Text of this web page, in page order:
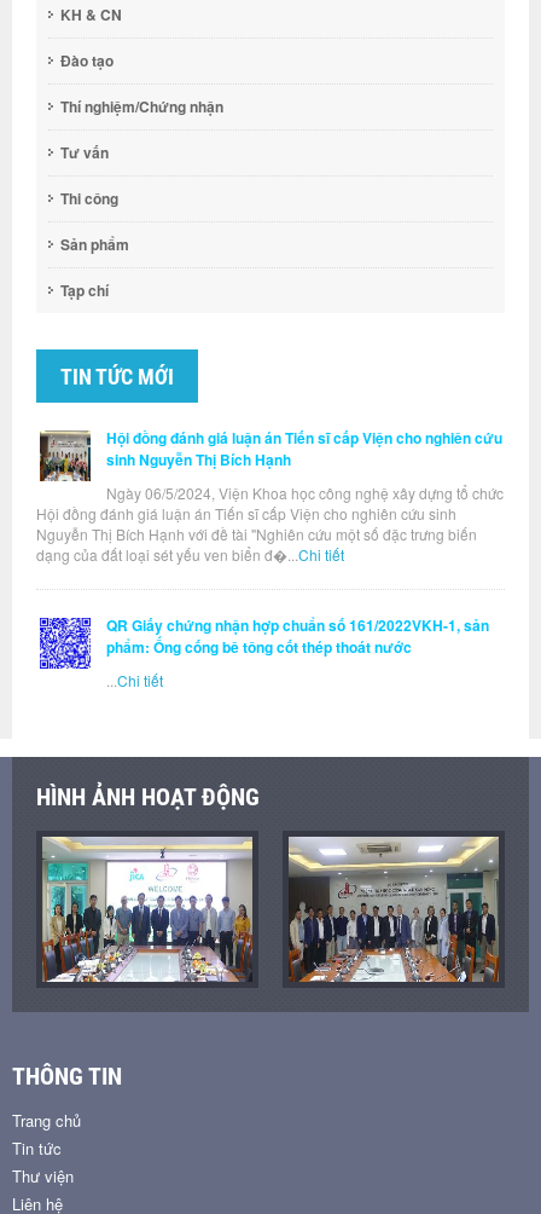
KH & CN
Đào tạo
Thí nghiệm/Chứng nhận
Tư vấn
Thi công
Sản phẩm
Tạp chí
TIN TỨC MỚI
Hội đồng đánh giá luận án Tiến sĩ cấp Viện cho nghiên cứu
sinh Nguyễn Thị Bích Hạnh
Ngày 06/5/2024, Viện Khoa học công nghệ xây dựng tổ chức
Hội đồng đánh giá luận án Tiến sĩ cấp Viện cho nghiên cứu sinh
Nguyễn Thị Bích Hạnh với đề tài "Nghiên cứu một số đặc trưng biến
dạng của đất loại sét yếu ven biển đ�... Chi tiết
QR Giấy chứng nhận hợp chuẩn số 161/2022VKH-1, sản
phẩm: Ống cống bê tông cốt thép thoát nước
Chi tiết
HÌNH ẢNH HOẠT ĐỘNG
THÔNG TIN
Trang chủ
Tin tức
Thư viện
Liên hệ